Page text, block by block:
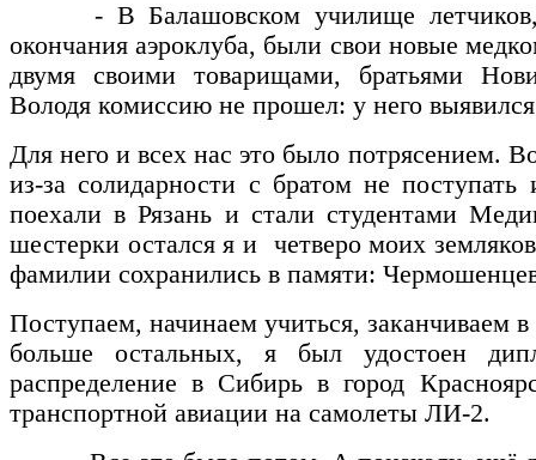
- В Балашовском училище летчиков,
окончания аэроклуба, были свои новые
двумя своими товарищами, братьями
Володя комиссию не прошел: у него выявился
Для него и всех нас это было потрясением.
из-за солидарности с братом не
поехали в Рязань и стали студентами
шестерки остался я и четверо моих
фамилии сохранились в памяти:
Поступаем, начинаем учиться, заканчиваем
больше остальных, я был удостоен
распределение в Сибирь в город
транспортной авиации на самолеты ЛИ-2.